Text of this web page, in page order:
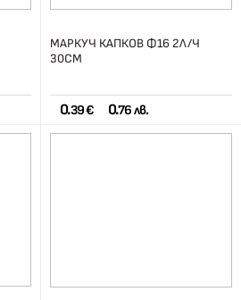
МАРКУЧ КАПКОВ Ф16 2Л/Ч
30СМ
0.39 € 0.76 лв.